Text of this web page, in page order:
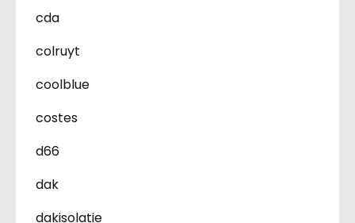
cda
colruyt
coolblue
costes
d66
dak
dakisolatie